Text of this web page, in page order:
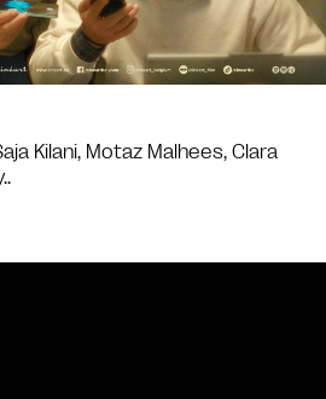
Kilani, Motaz Malhees, Clara